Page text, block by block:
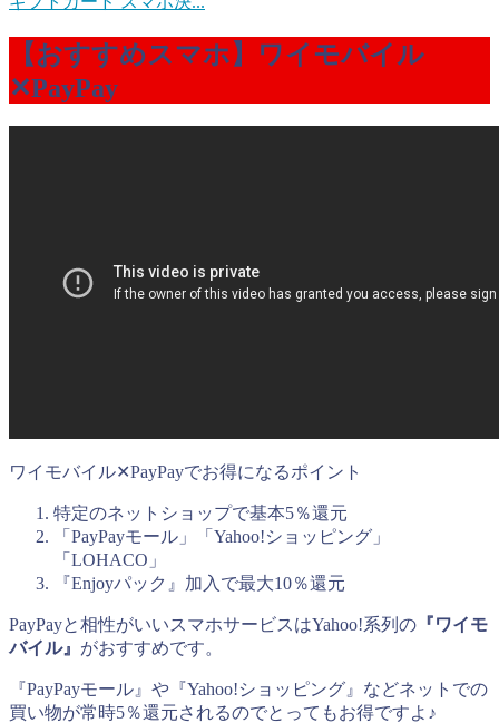
【おすすめスマホ】ワイモバイル
✕PayPay
ワイモバイル✕PayPayでお得になるポイント
特定のネットショップで基本5％還元
「PayPayモール」「Yahoo!ショッピング」
「LOHACO」
『Enjoyパック』加入で最大10％還元
PayPayと相性がいいスマホサービスはYahoo!系列の 『ワイモ
バイル』 がおすすめです。
『PayPayモール』や『Yahoo!ショッピング』などネットでの
買い物が常時5％還元されるのでとってもお得ですよ♪